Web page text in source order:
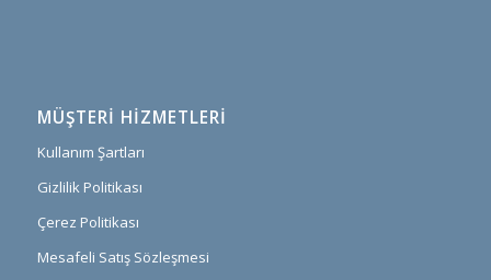
MÜŞTERI HIZMETLERI
Kullanım Şartları
Gizlilik Politikası
Çerez Politikası
Mesafeli Satış Sözleşmesi